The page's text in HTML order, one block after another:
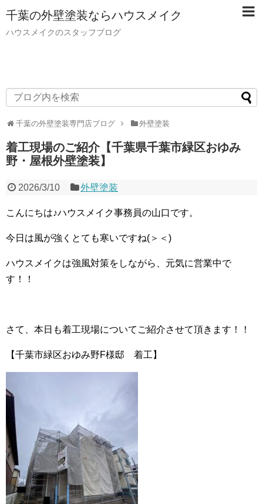
千葉の外壁塗装ならハウスメイク
ハウスメイクのスタッフブログ
千葉の外壁塗装専門店ブログ 外壁塗装
着工現場のご紹介【千葉県千葉市緑区おゆみ
野・屋根外壁塗装】
2026/3/10 外壁塗装
こんにちは♪ハウスメイク事務員の山口です。
今日は風が強くとても寒いですね(＞＜)
ハウスメイクは強風対策をしながら、元気に営業中で
す！！
さて、本日も着工現場についてご紹介させて頂きます！！
【千葉市緑区おゆみ野F様邸 着工】